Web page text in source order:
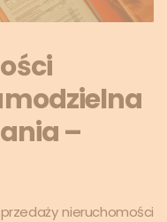
–
nieruchomości